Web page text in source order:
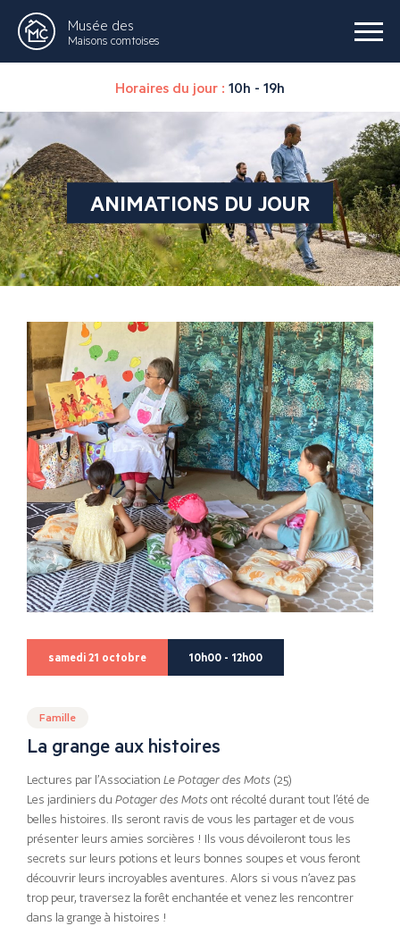
Musée des
Maisons comtoises
Horaires du jour : 10h - 19h
ANIMATIONS DU JOUR
samedi 21 octobre 10h00 - 12h00
Famille
La grange aux histoires
Lectures par l’Association Le Potager des Mots (25)
Les jardiniers du Potager des Mots ont récolté durant tout l’été de
belles histoires. Ils seront ravis de vous les partager et de vous
présenter leurs amies sorcières ! Ils vous dévoileront tous les
secrets sur leurs potions et leurs bonnes soupes et vous feront
découvrir leurs incroyables aventures. Alors si vous n’avez pas
trop peur, traversez la forêt enchantée et venez les rencontrer
dans la grange à histoires !